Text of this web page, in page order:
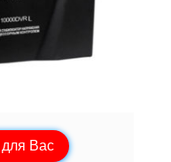
Вас